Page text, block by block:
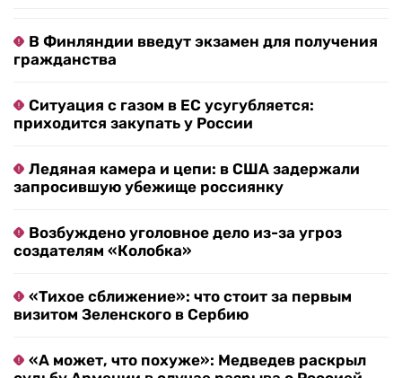
В Финляндии введут экзамен для получения
гражданства
Ситуация с газом в ЕС усугубляется:
приходится закупать у России
Ледяная камера и цепи: в США задержали
запросившую убежище россиянку
Возбуждено уголовное дело из-за угроз
создателям «Колобка»
«Тихое сближение»: что стоит за первым
визитом Зеленского в Сербию
«А может, что похуже»: Медведев раскрыл